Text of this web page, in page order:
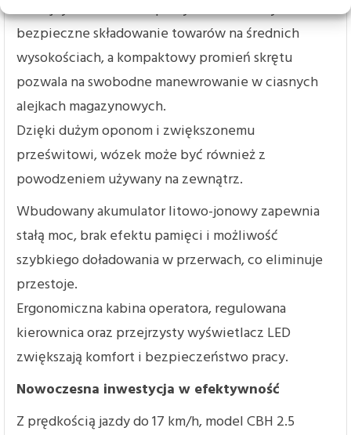
Potrójny maszt teleskopowy umożliwia szybkie i
bezpieczne składowanie towarów na średnich
wysokościach, a kompaktowy promień skrętu
pozwala na swobodne manewrowanie w ciasnych
alejkach magazynowych.
Dzięki dużym oponom i zwiększonemu
prześwitowi, wózek może być również z
powodzeniem używany na zewnątrz.
Wbudowany akumulator litowo-jonowy zapewnia
stałą moc, brak efektu pamięci i możliwość
szybkiego doładowania w przerwach, co eliminuje
przestoje.
Ergonomiczna kabina operatora, regulowana
kierownica oraz przejrzysty wyświetlacz LED
zwiększają komfort i bezpieczeństwo pracy.
Nowoczesna inwestycja w efektywność
Z prędkością jazdy do 17 km/h, model CBH 2.5